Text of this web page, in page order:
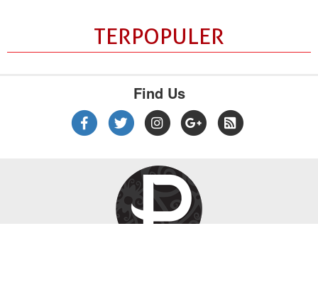
TERPOPULER
Find Us